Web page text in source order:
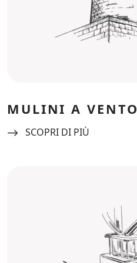
MULINI A VENTO
Navigate to:
SCOPRI DI PIÙ